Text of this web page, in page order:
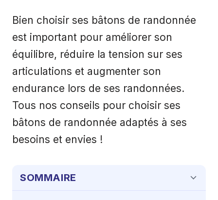
Bien choisir ses bâtons de randonnée
est important pour améliorer son
équilibre, réduire la tension sur ses
articulations et augmenter son
endurance lors de ses randonnées.
Tous nos conseils pour choisir ses
bâtons de randonnée adaptés à ses
besoins et envies !
SOMMAIRE